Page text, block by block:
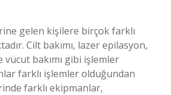
gelen kişilere birçok farklı
Cilt bakımı, lazer epilasyon,
vücut bakımı gibi işlemler
farklı işlemler olduğundan
farklı ekipmanlar,